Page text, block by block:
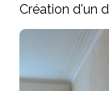
Création d'un